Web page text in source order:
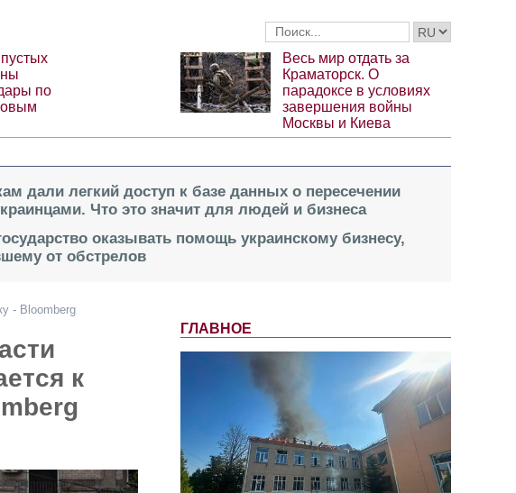
по
Весь мир отдать за
Краматорск. О
парадоксе в условиях
завершения войны
Москвы и Киева
дали легкий доступ к базе данных о пересечении
Что это значит для людей и бизнеса
оказывать помощь украинскому бизнесу,
от обстрелов
ГЛАВНОЕ
- Bloomberg
к